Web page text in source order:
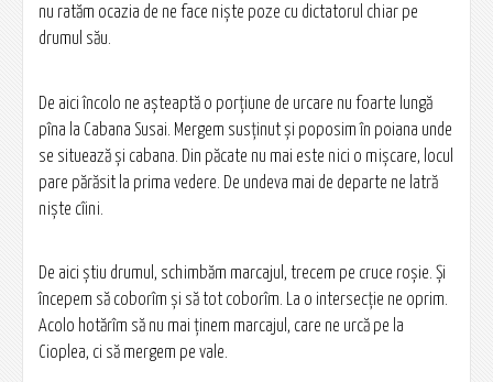
nu ratăm ocazia de ne face niște poze cu dictatorul chiar pe
drumul său.
De aici încolo ne așteaptă o porțiune de urcare nu foarte lungă
pîna la Cabana Susai. Mergem susținut și poposim în poiana unde
se situează și cabana. Din păcate nu mai este nici o mișcare, locul
pare părăsit la prima vedere. De undeva mai de departe ne latră
niște cîini.
De aici știu drumul, schimbăm marcajul, trecem pe cruce roșie. Și
începem să coborîm și să tot coborîm. La o intersecție ne oprim.
Acolo hotărîm să nu mai ținem marcajul, care ne urcă pe la
Cioplea, ci să mergem pe vale.